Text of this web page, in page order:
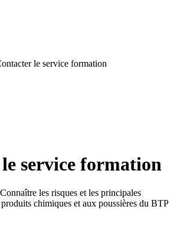
le service formation
service formation
Connaître les risques et les principales
chimiques et aux poussières du BTP